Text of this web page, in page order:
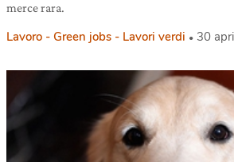
merce rara.
Lavoro - Green jobs - Lavori verdi 30